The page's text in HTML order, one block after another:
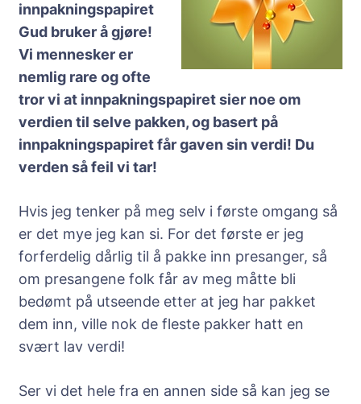
innpakningspapiret
Gud bruker å gjøre!
Vi mennesker er
nemlig rare og ofte
tror vi at innpakningspapiret sier noe om
verdien til selve pakken, og basert på
innpakningspapiret får gaven sin verdi! Du
verden så feil vi tar!
Hvis jeg tenker på meg selv i første omgang så
er det mye jeg kan si. For det første er jeg
forferdelig dårlig til å pakke inn presanger, så
om presangene folk får av meg måtte bli
bedømt på utseende etter at jeg har pakket
dem inn, ville nok de fleste pakker hatt en
svært lav verdi!
Ser vi det hele fra en annen side så kan jeg se